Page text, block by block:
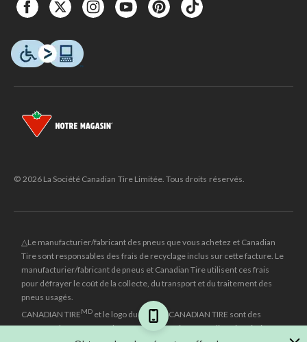
© 2026 La Société Canadian Tire Limitée. Tous droits réservés.
△Le manufacturier/fabricant des pneus que vous achetez et Canadian
Tire sont responsables des frais de recyclage inclus sur cette facture. Le
manufacturier/fabricant de pneus et Canadian Tire utilisent ces frais
pour défrayer le coût de la collecte, du transport et du traitement des
pneus usagés.
CANADIAN TIREMD et le logo du triangle CANADIAN TIRE sont des
marques de commerce déposées de la Société Canadian Tire Limitée.